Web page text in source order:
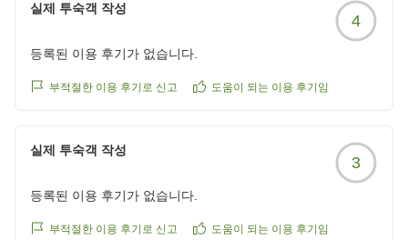
실제 투숙객 작성
4
등록된 이용 후기가 없습니다.
부적절한 이용 후기로 신고 도움이 되는 이용 후기임
실제 투숙객 작성
3
등록된 이용 후기가 없습니다.
부적절한 이용 후기로 신고 도움이 되는 이용 후기임